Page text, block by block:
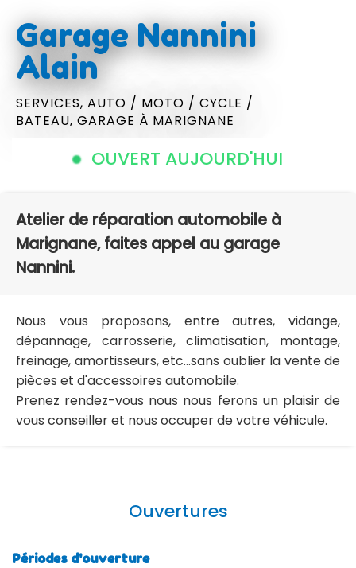
Garage Nannini
Alain
SERVICES, AUTO / MOTO / CYCLE /
BATEAU, GARAGE À MARIGNANE
OUVERT AUJOURD'HUI
Atelier de réparation automobile à
Marignane, faites appel au garage
Nannini.
Nous vous proposons, entre autres, vidange,
dépannage, carrosserie, climatisation, montage,
freinage, amortisseurs, etc...sans oublier la vente de
pièces et d'accessoires automobile.
Prenez rendez-vous nous nous ferons un plaisir de
vous conseiller et nous occuper de votre véhicule.
Ouvertures
Périodes d'ouverture